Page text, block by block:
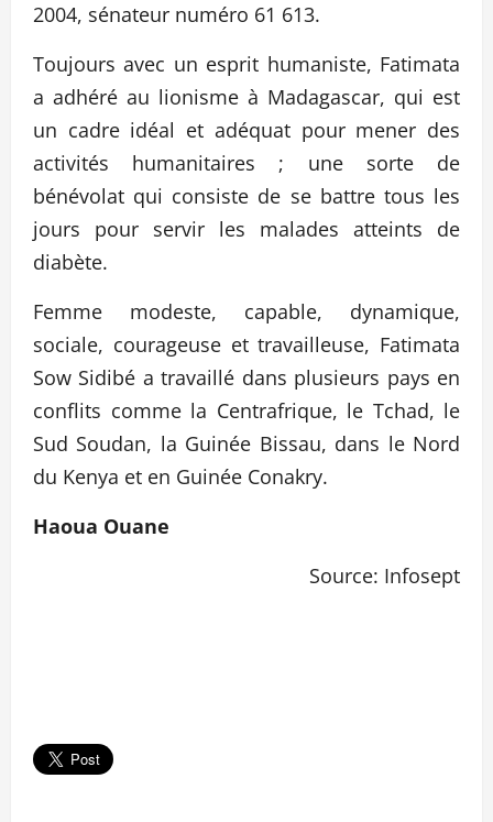
2004, sénateur numéro 61 613.
Toujours avec un esprit humaniste, Fatimata
a adhéré au lionisme à Madagascar, qui est
un cadre idéal et adéquat pour mener des
activités humanitaires ; une sorte de
bénévolat qui consiste de se battre tous les
jours pour servir les malades atteints de
diabète.
Femme modeste, capable, dynamique,
sociale, courageuse et travailleuse, Fatimata
Sow Sidibé a travaillé dans plusieurs pays en
conflits comme la Centrafrique, le Tchad, le
Sud Soudan, la Guinée Bissau, dans le Nord
du Kenya et en Guinée Conakry.
Haoua Ouane
Source: Infosept